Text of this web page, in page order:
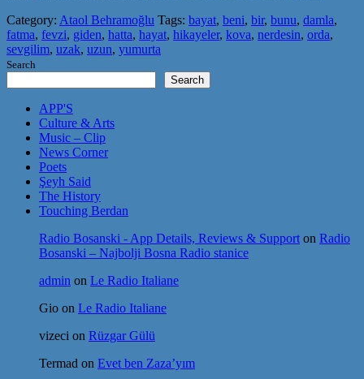
Category: Ataol Behramoğlu Tags: bayat, beni, bir, bunu, damla,
fatma, fevzi, giden, hatta, hayat, hikayeler, kova, nerdesin, orda,
sevgilim, uzak, uzun, yumurta
Search
Search
APP'S
Culture & Arts
Music – Clip
News Corner
Poets
Şeyh Said
The History
Touching Berdan
Radio Bosanski - App Details, Reviews & Support on Radio
Bosanski – Najbolji Bosna Radio stanice
admin on Le Radio Italiane
Gio on Le Radio Italiane
vizeci on Rüzgar Gülü
Termad on Evet ben Zaza’yım